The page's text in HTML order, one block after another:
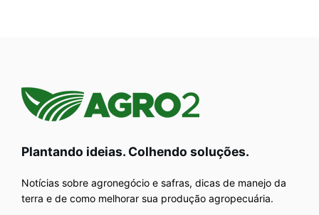
Plantando ideias. Colhendo soluções.
Notícias sobre agronegócio e safras, dicas de manejo da
terra e de como melhorar sua produção agropecuária.